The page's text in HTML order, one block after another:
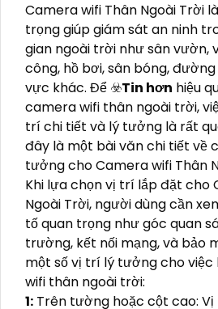
Camera wifi Thân Ngoài Trời
trọng giúp giám sát an ninh
gian ngoài trời như sân vườn,
công, hồ bơi, sân bóng,
vực khác. Để ☣️Tin hơn hiệu
camera wifi thân ngoài trời,
trí chi tiết và lý tưởng là rất
đây là một bài văn chi tiết về
tưởng cho Camera wifi Thân
Khi lựa chọn vị trí lắp đặt cho
Ngoài Trời, người dùng cần
tố quan trọng như góc quan
trường, kết nối mạng, và bảo
một số vị trí lý tưởng cho
wifi thân ngoài trời:
1: Trên tường hoặc cột cao: